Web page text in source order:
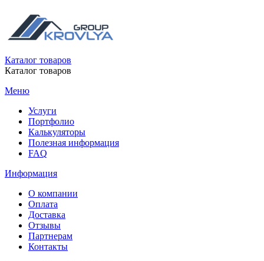
Каталог товаров
Каталог товаров
Меню
Услуги
Портфолио
Калькуляторы
Полезная информация
FAQ
Информация
О компании
Оплата
Доставка
Отзывы
Партнерам
Контакты